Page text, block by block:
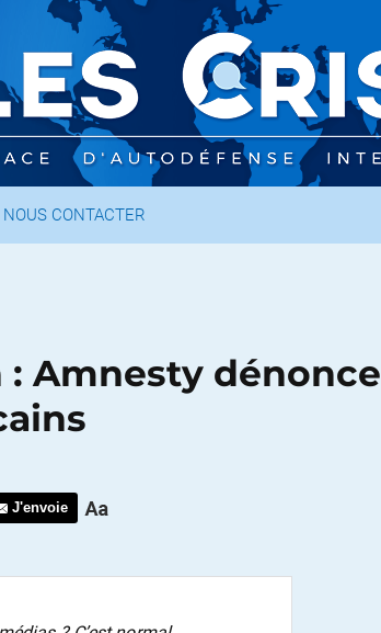
NOUS CONTACTER
Amnesty dénonce
J'envoie